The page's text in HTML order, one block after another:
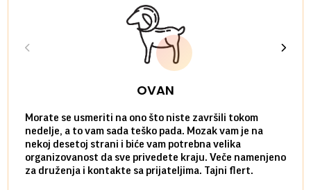
OVAN
Morate se usmeriti na ono što niste završili tokom
nedelje, a to vam sada teško pada. Mozak vam je na
nekoj desetoj strani i biće vam potrebna velika
organizovanost da sve privedete kraju. Veče namenjeno
za druženja i kontakte sa prijateljima. Tajni flert.